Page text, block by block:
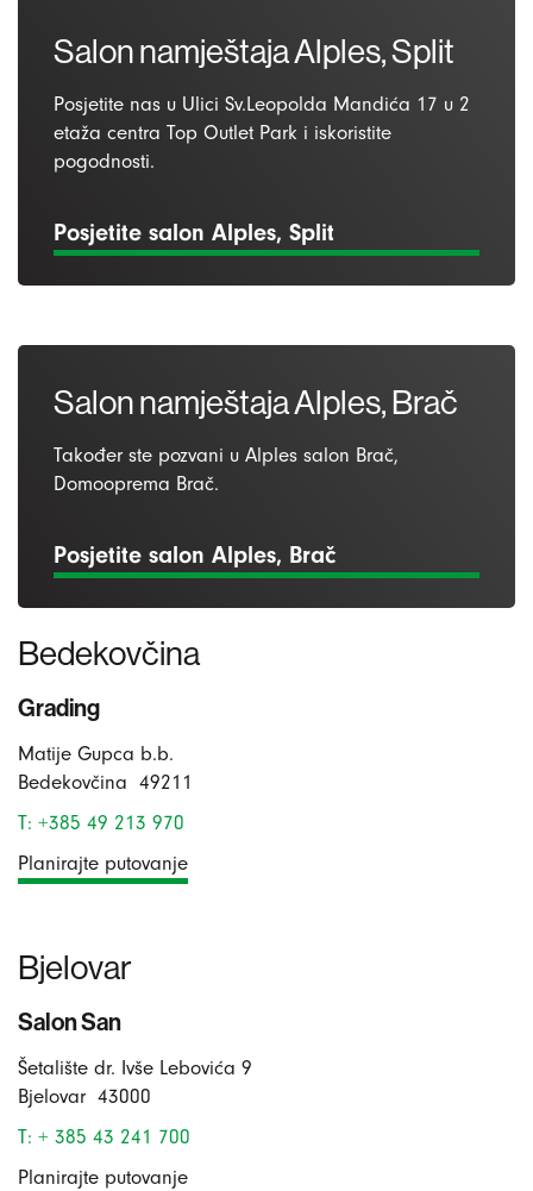
Salon namještaja Alples, Split
Posjetite nas u Ulici Sv.Leopolda Mandića 17 u 2
etaža centra Top Outlet Park i iskoristite
pogodnosti.
Posjetite salon Alples, Split
Salon namještaja Alples, Brač
Također ste pozvani u Alples salon Brač,
Domooprema Brač.
Posjetite salon Alples, Brač
Bedekovčina
Grading
Matije Gupca b.b.
Bedekovčina 49211
T: +385 49 213 970
Planirajte putovanje
Bjelovar
Salon San
Šetalište dr. Ivše Lebovića 9
Bjelovar 43000
T: + 385 43 241 700
Planirajte putovanje